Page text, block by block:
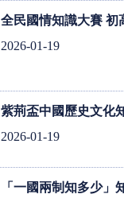
全民國情知識大賽 初
2026-01-19
紫荊盃中國歷史文化
2026-01-19
「一國兩制知多少」